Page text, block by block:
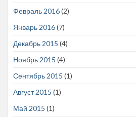
Февраль 2016(2)
Январь 2016(7)
Декабрь 2015 (4)
Ноябрь 2015 (4)
Сентябрь 2015 (1)
Август 2015 (1)
Май 2015 (1)